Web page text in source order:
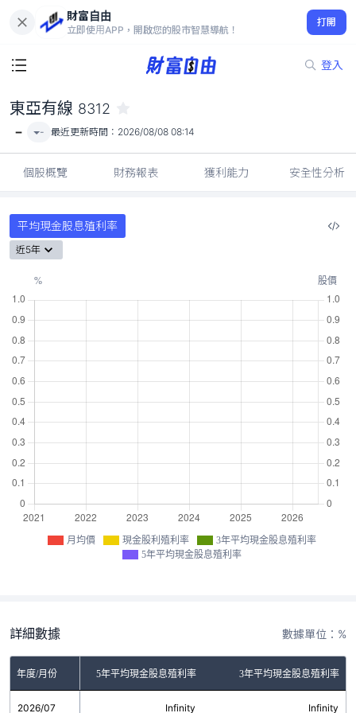
財富自由
立即使用APP，開啟您的股市智慧導航！
打開
登入
-
東亞有線 8312
- - 最近更新時間： 2026/08/08 08:14
個股概覽 財務報表 獲利能力 安全性分析
平均現金股息殖利率
近5年
月均價 現金股利殖利率
3年平均現金股息殖利率
5年平均現金股息殖利率
詳細數據 數據單位：%
年度/月份
股利殖利率 5年平均現金股息殖利率 3年平均現金股息殖利率
2026/07
無 Infinity Infinity